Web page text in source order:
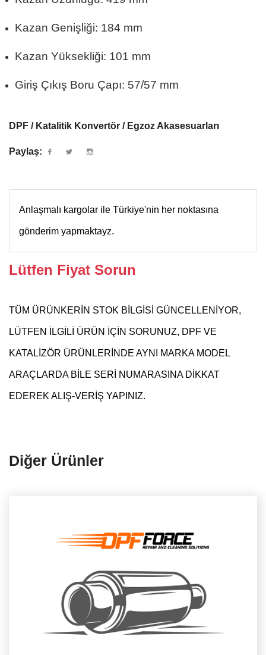
Kazan Genişliği: 184 mm
Kazan Yüksekliği: 101 mm
Giriş Çıkış Boru Çapı: 57/57 mm
DPF / Katalitik Konvertör / Egzoz Akasesuarları
Paylaş:
Anlaşmalı kargolar ile Türkiye'nin her noktasına
gönderim yapmaktayz.
Lütfen Fiyat Sorun
TÜM ÜRÜNKERİN STOK BİLGİSİ GÜNCELLENİYOR,
LÜTFEN İLGİLİ ÜRÜN İÇİN SORUNUZ, DPF VE
KATALİZÖR ÜRÜNLERİNDE AYNI MARKA MODEL
ARAÇLARDA BİLE SERİ NUMARASINA DİKKAT
EDEREK ALIŞ-VERİŞ YAPINIZ.
Diğer Ürünler